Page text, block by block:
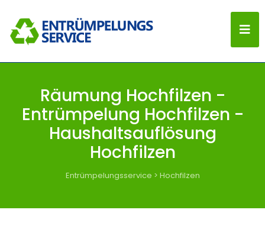
Räumung Hochfilzen -
Entrümpelung Hochfilzen -
Haushaltsauflösung
Hochfilzen
Entrümpelungsservice > Hochfilzen